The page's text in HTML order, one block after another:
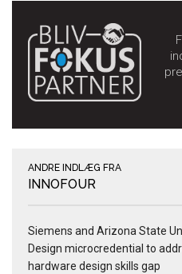
ANDRE INDLÆG FRA
INNOFOUR
Siemens and Arizona State
Design microcredential to
hardware design skills gap